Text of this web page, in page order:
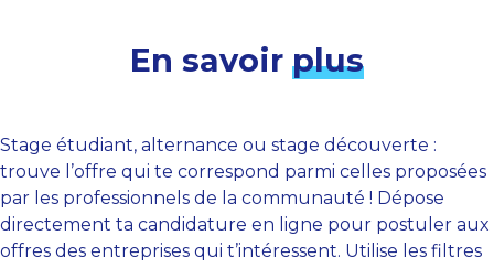
En savoir plus
Stage étudiant, alternance ou stage découverte :
trouve l’offre qui te correspond parmi celles proposées
par les professionnels de la communauté ! Dépose
directement ta candidature en ligne pour postuler aux
offres des entreprises qui t’intéressent. Utilise les filtres